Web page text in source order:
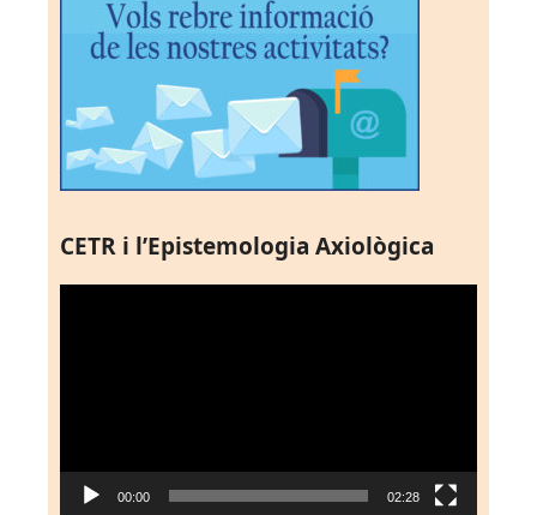
CETR i l’Epistemologia Axiològica
00:00 02:28